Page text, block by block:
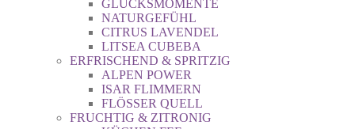
GLÜCKSMOMENTE
NATURGEFÜHL
CITRUS LAVENDEL
LITSEA CUBEBA
ERFRISCHEND & SPRITZIG
ALPEN POWER
ISAR FLIMMERN
FLÖSSER QUELL
FRUCHTIG & ZITRONIG